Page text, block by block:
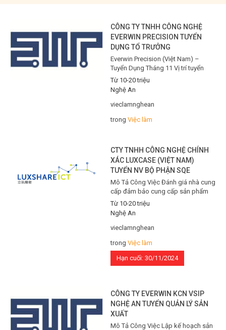
CÔNG TY TNHH CÔNG NGHỆ
EVERWIN PRECISION TUYỂN
DỤNG TỔ TRƯỞNG
Everwin Precision (Việt Nam) –
Tuyển Dụng Tháng 11 Vị trí tuyển
dụng: Tổ trưởng sản xuất: Quản lý
đội ngũ công nhân, lập kế hoạch
sản xuất và giám sát tiến độ nhằm
đảm bảo năng suất và chất lượng.
khoản phụ cấp và thưởng dựa trên…
Từ 10-20 triệu
Nghệ An
vieclamnghean
trong Việc làm
CTY TNHH CÔNG NGHỆ CHÍNH
XÁC LUXCASE (VIỆT NAM)
TUYỂN NV BỘ PHẬN SQE
Mô Tả Công Việc Đánh giá nhà cung
cấp đảm bảo cung cấp sản phẩm
và dịch vụ đạt tiêu chuẩn chất lượng.
Duy trì liên lạc và hợp tác hiệu quả
với nhà cung cấp. Kiểm tra và đánh
giá sản phẩm, dịch vụ từ nhà cung
Từ 10-20 triệu
Nghệ An
vieclamnghean
trong Việc làm
Hạn cuối: 30/11/2024
CÔNG TY EVERWIN KCN VSIP
NGHỆ AN TUYỂN QUẢN LÝ SẢN
XUẤT
Mô Tả Công Việc Lập kế hoạch sản